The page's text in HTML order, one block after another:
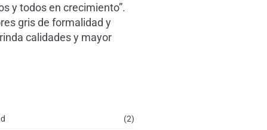
y todos en crecimiento”.
gris de formalidad y
calidades y mayor
(2)